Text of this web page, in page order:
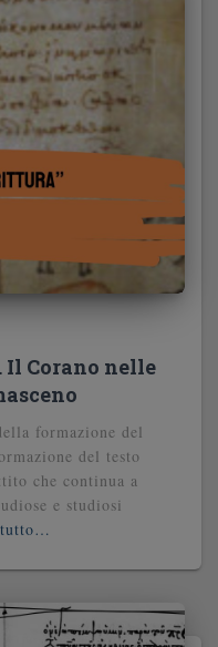
Il Corano nelle
formazione del
del testo
che continua a
e studiosi